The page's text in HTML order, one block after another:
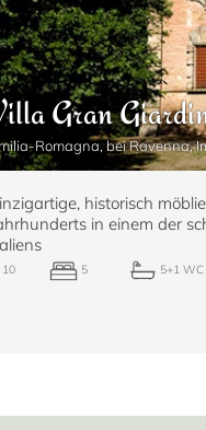
Gran
Romagna, bei Ravenna,
historisch
in einem der